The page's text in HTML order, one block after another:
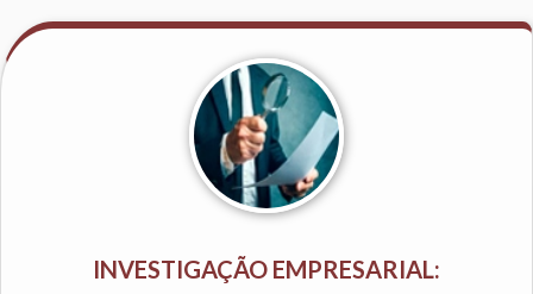
INVESTIGAÇÃO EMPRESARIAL: